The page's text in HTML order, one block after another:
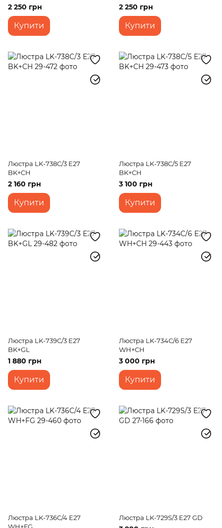
2 250 грн
Купити
2 250 грн
Купити
Люстра LK-738C/3 E27
BK+CH
2 160 грн
Купити
Люстра LK-738C/5 E27
BK+CH
3 100 грн
Купити
Люстра LK-739C/3 E27
BK+GL
1 880 грн
Купити
Люстра LK-734C/6 E27
WH+CH
3 000 грн
Купити
Люстра LK-736C/4 E27
Люстра LK-729S/3 E27 GD